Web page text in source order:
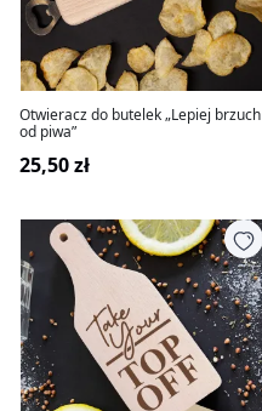
Otwieracz do butelek „Lepiej brzuch
od piwa”
25,50 zł